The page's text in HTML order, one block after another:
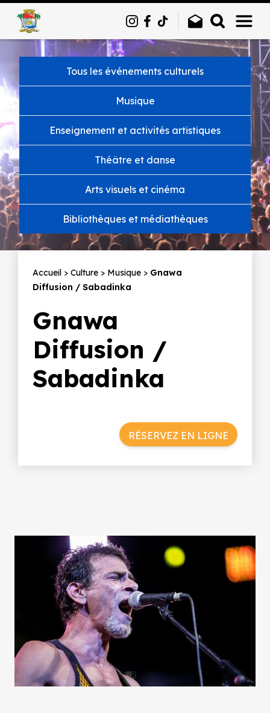
Tous les événements culturels
Musique
Enseignement et activités artistiques
Théâtre et danse
Arts visuels et cinéma
Bibliothèques et médiathèques
Fil
d'Ariane
Accueil Culture Musique
Gnawa
Diffusion / Sabadinka
Gnawa
Diffusion /
Sabadinka
RÉSERVEZ EN LIGNE
Panneau de gestion des cookies